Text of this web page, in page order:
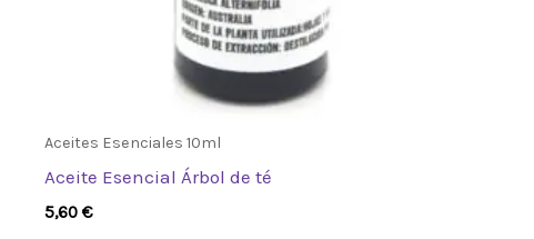
Aceites Esenciales 10ml
Aceite Esencial Árbol de té
5,60€